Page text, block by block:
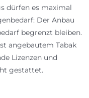
dürfen es maximal
Der Anbau
begrenzt bleiben.
angebautem Tabak
Lizenzen und
gestattet.